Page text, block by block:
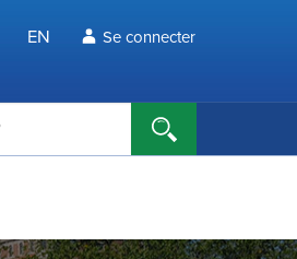
EN Se connecter